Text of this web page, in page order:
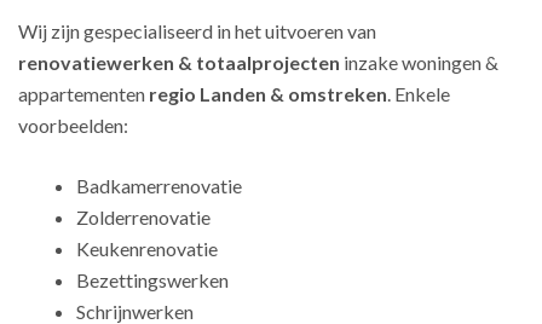
Wij zijn gespecialiseerd in het uitvoeren van
renovatiewerken & totaalprojecten inzake woningen &
appartementen regio Landen & omstreken. Enkele
voorbeelden:
Badkamerrenovatie
Zolderrenovatie
Keukenrenovatie
Bezettingswerken
Schrijnwerken